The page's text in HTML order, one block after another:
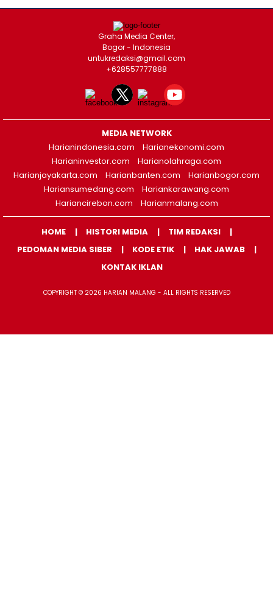
Graha Media Center,
Bogor - Indonesia
untukredaksi@gmail.com
+628557777888
MEDIA NETWORK
Harianindonesia.com
Harianekonomi.com
Harianinvestor.com
Harianolahraga.com
Harianjayakarta.com
Harianbanten.com
Harianbogor.com
Hariansumedang.com
Hariankarawang.com
Hariancirebon.com
Harianmalang.com
HOME HISTORI MEDIA
TIM REDAKSI
PEDOMAN MEDIA SIBER
KODE ETIK
HAK JAWAB
KONTAK IKLAN
COPYRIGHT © 2026 HARIAN MALANG - ALL RIGHTS RESERVED